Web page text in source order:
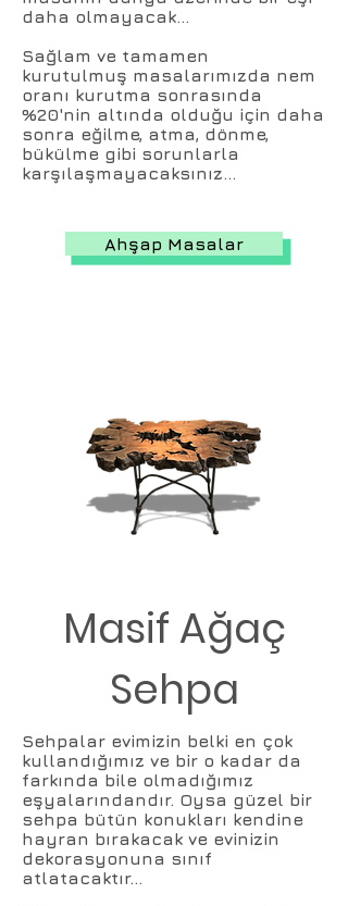
daha olmayacak...
Sağlam ve tamamen
kurutulmuş masalarımızda nem
oranı kurutma sonrasında
%20'nin altında olduğu için daha
sonra eğilme, atma, dönme,
bükülme gibi sorunlarla
karşılaşmayacaksınız...
Ahşap Masalar
Masif Ağaç
Sehpa
Sehpalar evimizin belki en çok
kullandığımız ve bir o kadar da
farkında bile olmadığımız
eşyalarındandır. Oysa güzel bir
sehpa bütün konukları kendine
hayran bırakacak ve evinizin
dekorasyonuna sınıf
atlatacaktır...